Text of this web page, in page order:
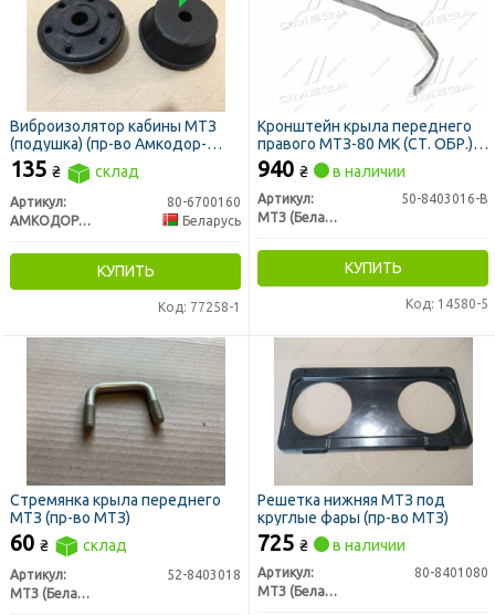
Виброизолятор кабины МТЗ
(подушка) (пр-во Амкодор-
Эластомер)
135 ₴ склад
Артикул:
80-6700160
АМКОДОР-ЭЛАСТОМЕР, ЗАО
Беларусь
КУПИТЬ
Код: 77258-1
Кронштейн крыла переднего
правого МТЗ-80 МК (СТ. ОБР.)
(узкое крыло, нижний) (пр-во
МТЗ)
940 ₴ в наличии
Артикул:
50-8403016-В
МТЗ (Беларусь)
КУПИТЬ
Код: 14580-5
Стремянка крыла переднего
МТЗ (пр-во МТЗ)
60 ₴ склад
Артикул:
52-8403018
МТЗ (Беларусь)
Решетка нижняя МТЗ под
круглые фары (пр-во МТЗ)
725 ₴ в наличии
Артикул:
80-8401080
МТЗ (Беларусь)